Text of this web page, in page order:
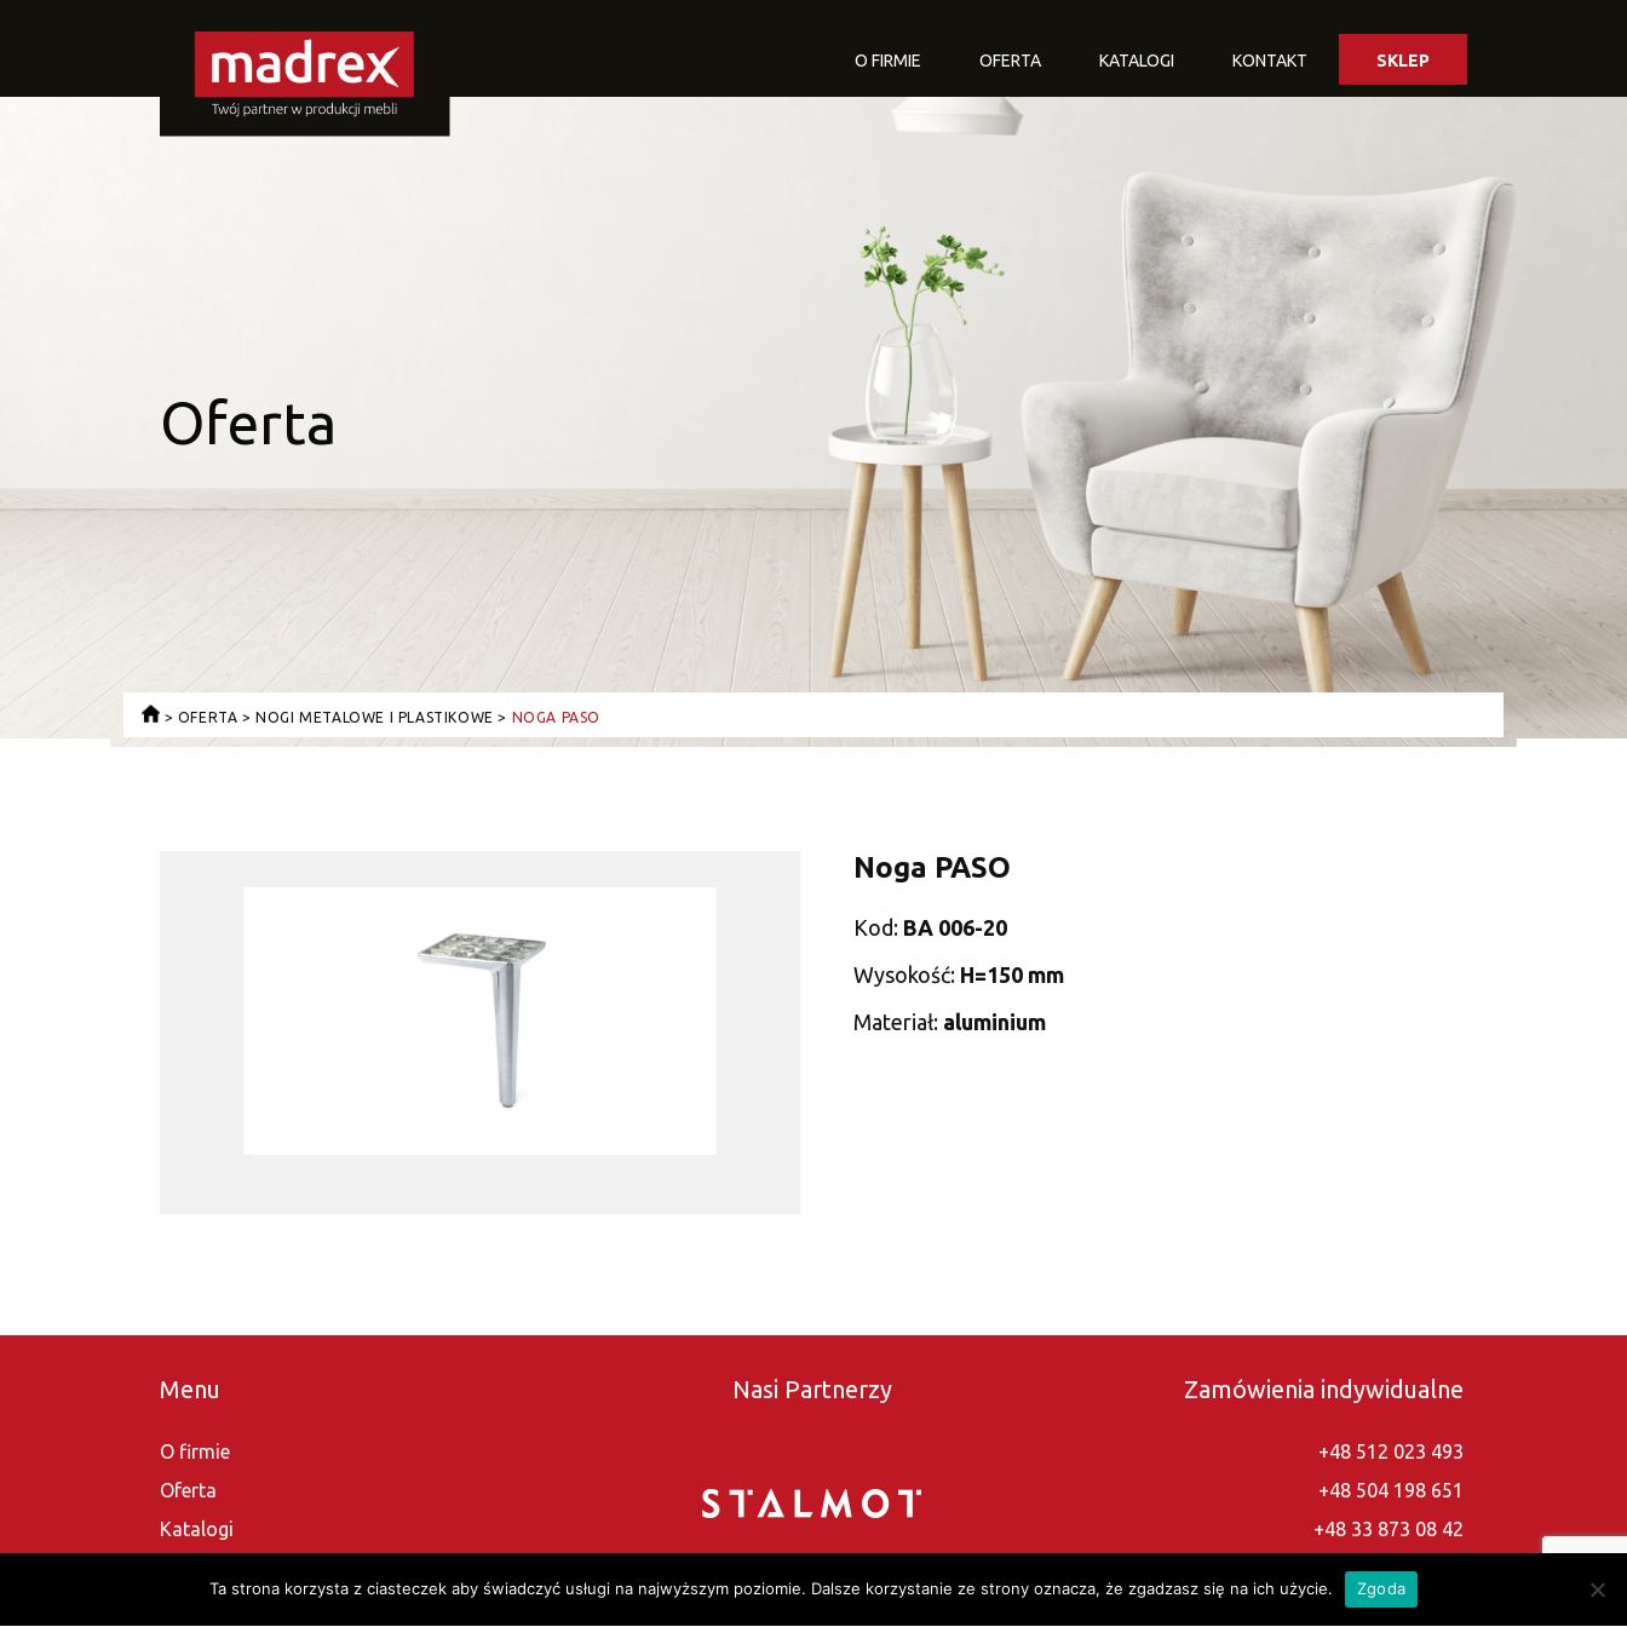
O FIRMIE OFERTA KATALOGI KONTAKT SKLEP
Oferta
> OFERTA > NOGI METALOWE I PLASTIKOWE > NOGA PASO
Noga PASO
Kod: BA 006-20
Wysokość: H=150 mm
Materiał: aluminium
Menu
O firmie
Oferta
Katalogi
Nasi Partnerzy Zamówienia indywidualne
+48 512 023 493
+48 504 198 651
+48 33 873 08 42
madrex.biuro@gmail.com
Ta strona korzysta z ciasteczek aby świadczyć usługi na najwyższym poziomie. Dalsze korzystanie ze strony oznacza, że zgadzasz się na ich użycie. Zgoda